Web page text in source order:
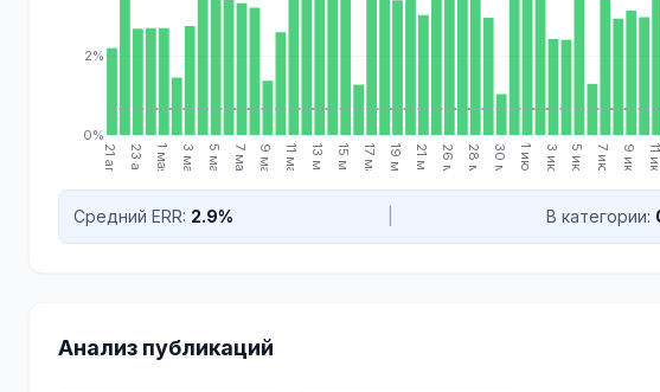
21 апр. 23 апр. 1 мая 3 мая 5 мая 7 мая 9 мая 11 мая 13 мая 15 мая 17 мая 19 мая 21 мая 26 мая 28 мая 30 мая 1 июн. 3 июн. 5 июн. 7 июн. 9 июн. 11 июн.
0%
2%
Средний ERR: 2.9% В категории:
Анализ публикаций